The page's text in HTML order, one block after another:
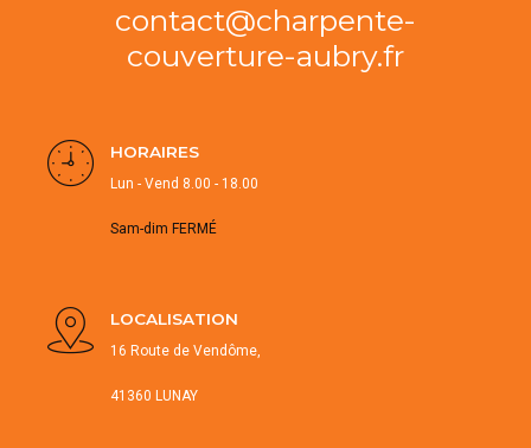
contact@charpente-
couverture-aubry.fr
HORAIRES
Lun - Vend 8.00 - 18.00
Sam-dim FERMÉ
LOCALISATION
16 Route de Vendôme,
41360 LUNAY